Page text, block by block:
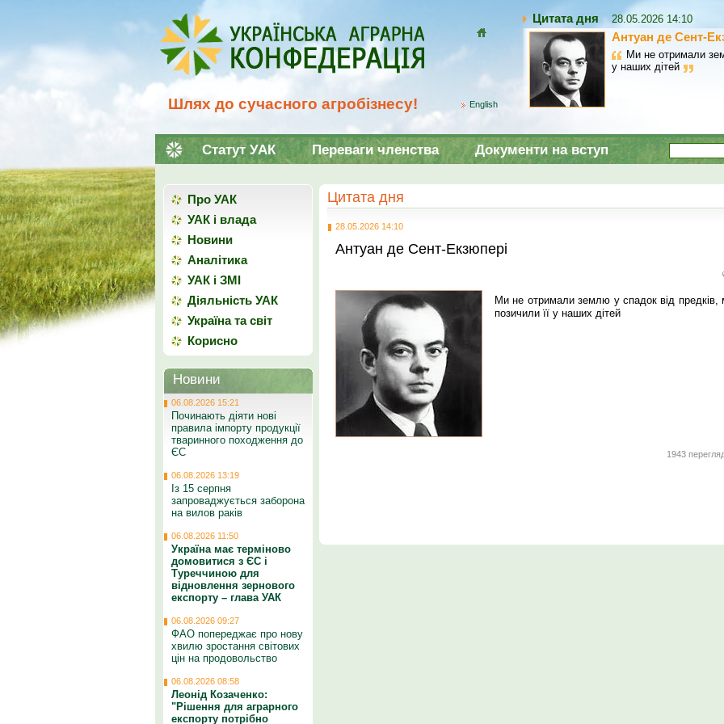
Шлях до сучасного агробізнесу! English
Цитата дня 28.05.2026 14:10
Антуан де Сент-
Ми не отримали
у наших дітей
Статут УАК Переваги членства Документи на вступ
Цитата дня
28.05.2026 14:10
Антуан де Сент-Екзюпері
Ми не отримали землю у спадок від предків,
позичили її у наших дітей
1943
Про УАК
УАК і влада
Новини
Аналітика
УАК і ЗМІ
Діяльність УАК
Україна та світ
Корисно
Новини
06.08.2026 15:21
Починають діяти нові
правила імпорту продукції
тваринного походження до
ЄС
06.08.2026 13:19
Із 15 серпня
запроваджується заборона
на вилов раків
06.08.2026 11:50
Україна має терміново
домовитися з ЄС і
Туреччиною для
відновлення зернового
експорту – глава УАК
06.08.2026 09:27
ФАО попереджає про нову
хвилю зростання світових
цін на продовольство
06.08.2026 08:58
Леонід Козаченко:
"Рішення для аграрного
експорту потрібно